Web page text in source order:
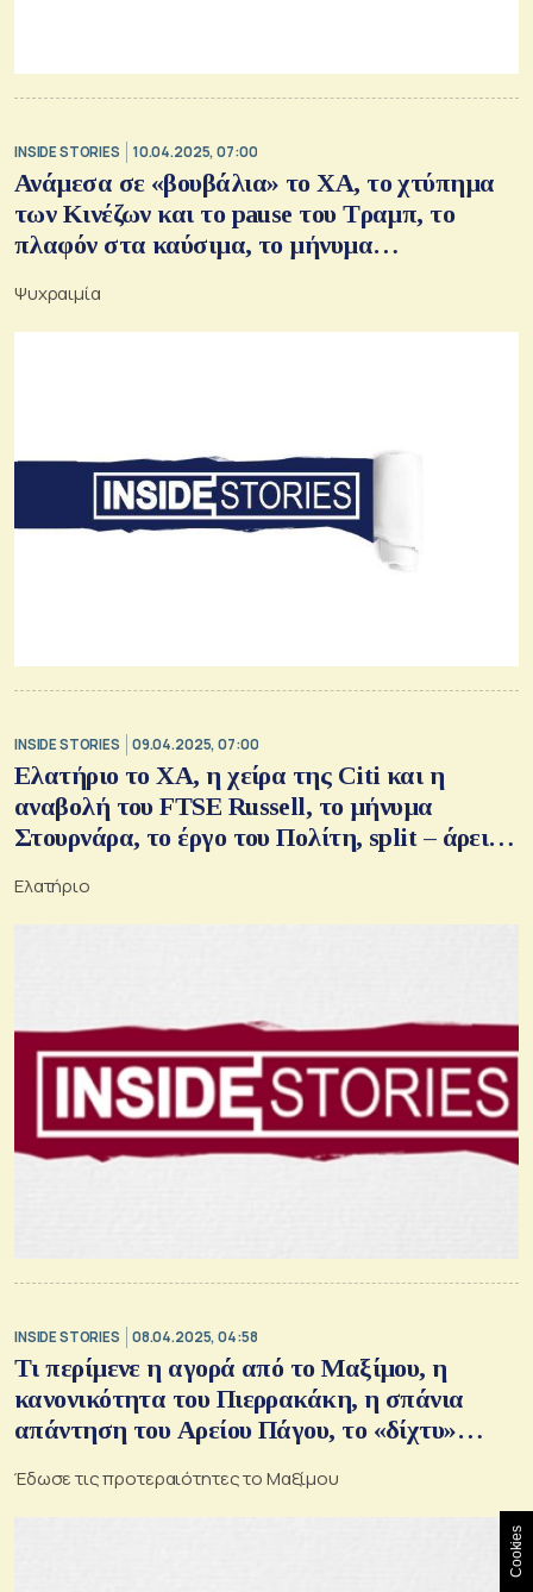
INSIDE STORIES 10.04.2025, 07:00
Ανάμεσα σε «βουβάλια» το ΧΑ, το χτύπημα
των Κινέζων και το pause του Τραμπ, το
πλαφόν στα καύσιμα, το μήνυμα
Δελφούς, το πλάνο της Softweb
Ψυχραιμία
INSIDE STORIES 09.04.2025, 07:00
Ελατήριο το ΧΑ, η χείρα της Citi και η
αναβολή του FTSE Russell, το μήνυμα
Στουρνάρα, το έργο του Πολίτη, split – άρει η
Ελατήριο
INSIDE STORIES 08.04.2025, 04:58
Τι περίμενε η αγορά από το Μαξίμου, η
κανονικότητα του Πιερρακάκη, η σπάνια
απάντηση του Αρείου Πάγου, το «δίχτυ»
επέκταση του ΔΑA
Έδωσε τις προτεραιότητες το Μαξίμου
Cookies